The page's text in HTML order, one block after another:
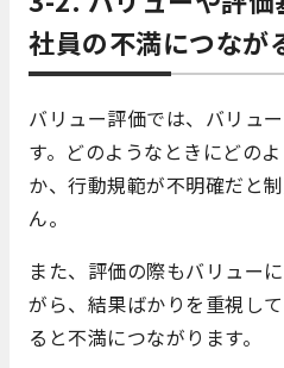
社員の不満につなが
バリュー評価では、バリュ
す。どのようなときにどの
か、行動規範が不明確だと
ん。
また、評価の際もバリュー
がら、結果ばかりを重視し
ると不満につながります。